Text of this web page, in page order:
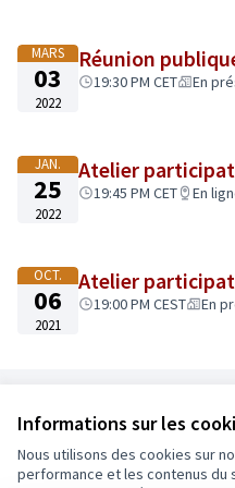
Informations sur les
Nous utilisons des cookies sur
performance et les contenus
l’équipe projet ou sur
M'INFORME SUR LA DATE
RESTITUTION.
Le temps de la réalisation
la fin des travaux est
−
MARS
03
2022
Réunion
19:30 PM CET En
JAN.
25
2022
Atelier
19:45 PM CET En
OCT.
06
2021
Atelier
19:00 PM CEST En
Conditions d'utilisation
Paramètres des cookies